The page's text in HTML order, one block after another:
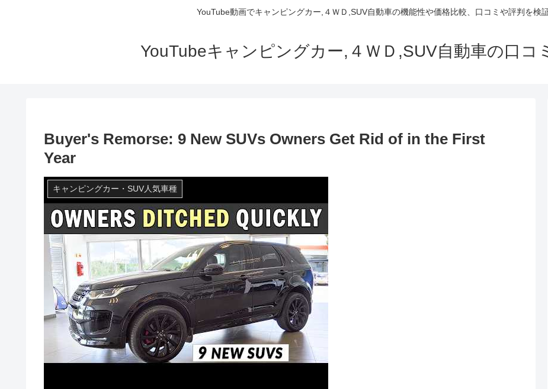
YouTube動画でキャンピングカー,４ＷＤ,SUV自動車の機能性や価格比較、口コミや評判を検
YouTubeキャンピングカー,４ＷＤ,SUV自動車の口コ
Buyer's Remorse: 9 New SUVs Owners Get Rid of in the First
Year
キャンピングカー・SUV人気車種